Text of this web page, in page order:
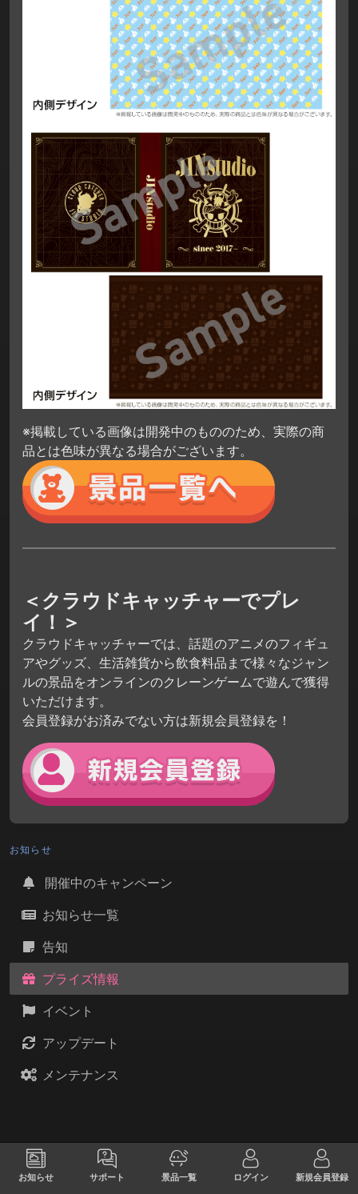
お知らせ サポート 景品一覧 ログイン 新規会員登録
※掲載している画像は開発中のもののため、実際の商
品とは色味が異なる場合がございます。
＜クラウドキャッチャーでプレ
イ！＞
クラウドキャッチャーでは、話題のアニメのフィギュ
アやグッズ、生活雑貨から飲食料品まで様々なジャン
ルの景品をオンラインのクレーンゲームで遊んで獲得
いただけます。
会員登録がお済みでない方は新規会員登録を！
お知らせ
開催中のキャンペーン
お知らせ一覧
告知
プライズ情報
イベント
アップデート
メンテナンス